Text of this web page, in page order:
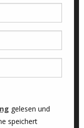
gelesen und
speichert